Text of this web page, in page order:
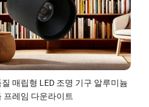
질 매립형 LED 조명 기구 알루미늄
프레임 다운라이트